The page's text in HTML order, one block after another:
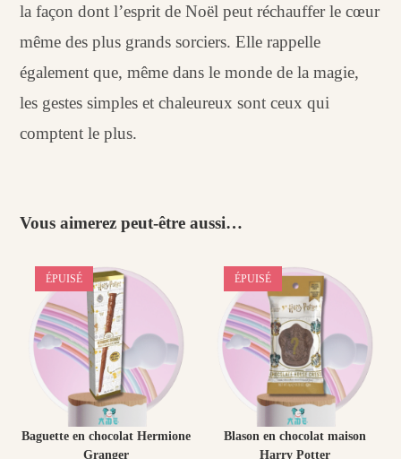
la façon dont l’esprit de Noël peut réchauffer le cœur
même des plus grands sorciers. Elle rappelle
également que, même dans le monde de la magie,
les gestes simples et chaleureux sont ceux qui
comptent le plus.
Vous aimerez peut-être aussi…
ÉPUISÉ
Baguette en chocolat Hermione
Granger
ÉPUISÉ
Blason en chocolat maison
Harry Potter